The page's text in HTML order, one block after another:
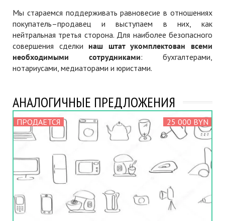
Мы стараемся поддерживать равновесие в отношениях
покупатель–продавец и выступаем в них, как
нейтральная третья сторона. Для наиболее безопасного
совершения сделки наш штат укомплектован всеми
необходимыми сотрудниками: бухгалтерами,
нотариусами, медиаторами и юристами.
АНАЛОГИЧНЫЕ ПРЕДЛОЖЕНИЯ
ПРОДАЕТСЯ 25 000 BYN